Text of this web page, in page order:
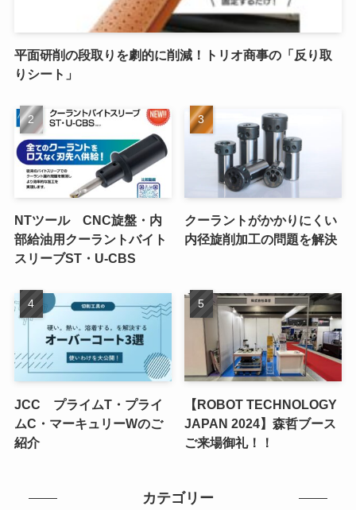
平面研削の段取りを劇的に削減！トリオ商事の「反り取
りシート」
NTツール CNC旋盤・内
部給油用クーラントバイト
スリーブST・U-CBS
クーラントがかかりにくい
内径旋削加工の問題を解決
JCC プライムT・プライ
ムC・マーキュリーWのご
紹介
【ROBOT TECHNOLOGY
JAPAN 2024】森哲ブース
ご来場御礼！！
カテゴリー